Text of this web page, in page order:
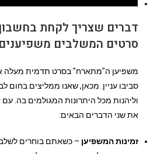
דברים שצריך לקחת
סרטים המשלבים משפיענים
משפיען ה"מתארח" בסרט תדמית מעלה
סביבו עניין. מכאן, שאנו ממליצים בחום
וליהנות מכל היתרונות המגולמים בה.
את שני הדברים הבאים:
זמינות המשפיען – כשאתם בוחרים